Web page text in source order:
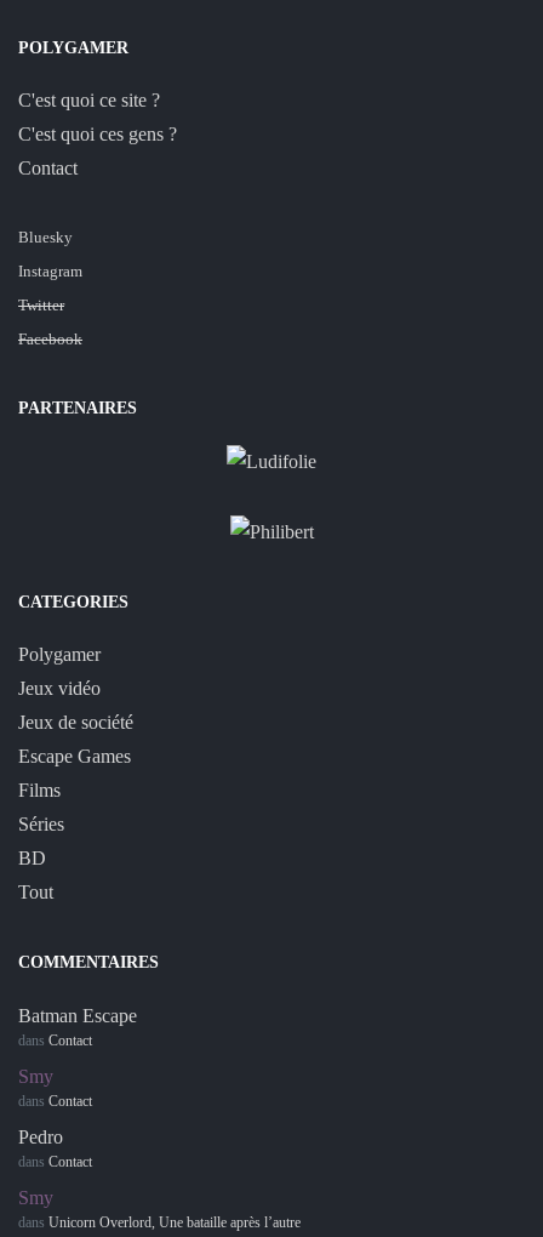
POLYGAMER
C'est quoi ce site ?
C'est quoi ces gens ?
Contact
Bluesky
Instagram
Twitter
Facebook
PARTENAIRES
CATEGORIES
Polygamer
Jeux vidéo
Jeux de société
Escape Games
Films
Séries
BD
Tout
COMMENTAIRES
Batman Escape
dans Contact
Smy
dans Contact
Pedro
dans Contact
Smy
dans Unicorn Overlord, Une bataille après l’autre